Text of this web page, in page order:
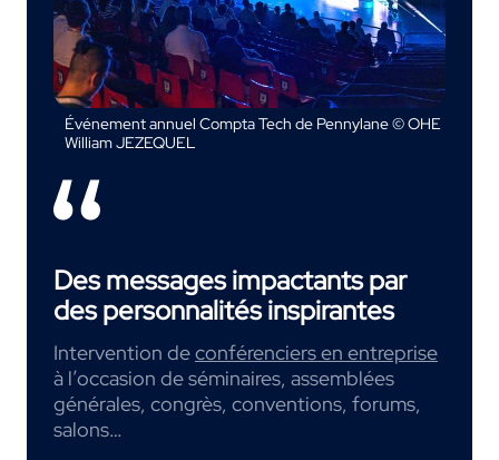
Événement annuel Compta Tech de Pennylane © OHE
William JEZEQUEL
Des messages impactants par
des personnalités inspirantes
Intervention deconférenciers en entreprise
à l’occasion de séminaires, assemblées
générales, congrès, conventions, forums,
salons…